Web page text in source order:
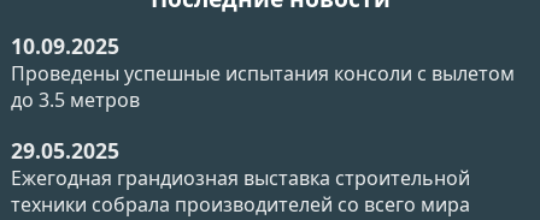
10.09.2025
Проведены успешные испытания консоли с вылетом
до 3.5 метров
29.05.2025
Ежегодная грандиозная выставка строительной
техники собрала производителей со всего мира